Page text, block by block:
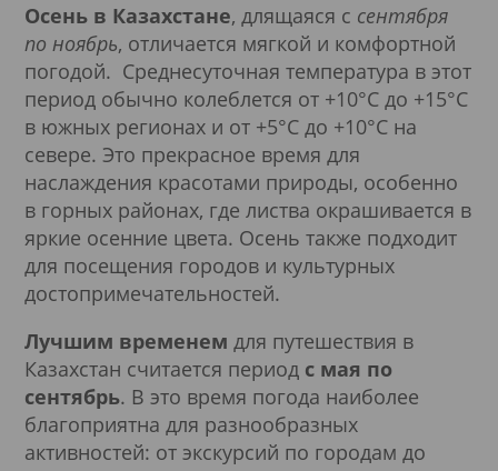
Осень в Казахстане, длящаяся с сентября
по ноябрь, отличается мягкой и комфортной
погодой. Среднесуточная температура в этот
период обычно колеблется от +10°C до +15°C
в южных регионах и от +5°C до +10°C на
севере. Это прекрасное время для
наслаждения красотами природы, особенно
в горных районах, где листва окрашивается в
яркие осенние цвета. Осень также подходит
для посещения городов и культурных
достопримечательностей.
Лучшим временем для путешествия в
Казахстан считается период с мая по
сентябрь. В это время погода наиболее
благоприятна для разнообразных
активностей: от экскурсий по городам до